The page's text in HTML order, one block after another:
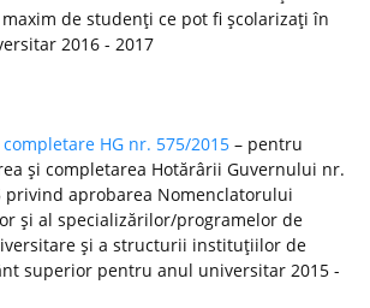
de studenţi ce pot fi şcolarizaţi în
2016 - 2017
HG nr. 575/2015 – pentru
şi completarea Hotărârii Guvernului nr.
privind aprobarea Nomenclatorului
şi al specializărilor/programelor de
şi a structurii instituţiilor de
superior pentru anul universitar 2015 -